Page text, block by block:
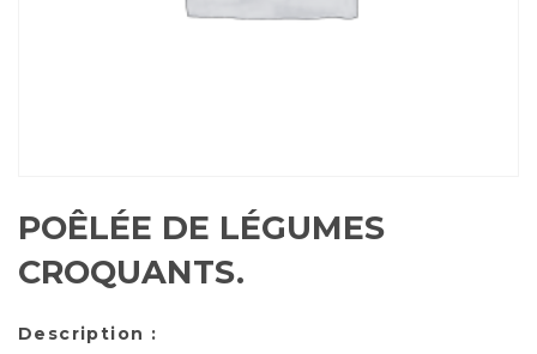
POÊLÉE DE LÉGUMES
CROQUANTS.
Description :